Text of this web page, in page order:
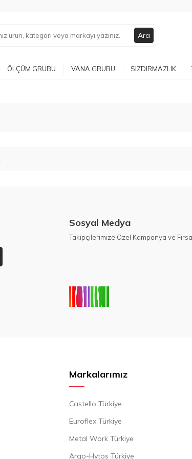
Ara
ÖLÇÜM GRUBU VANA GRUBU SIZDIRMAZLIK
Sosyal Medya
Takipçilerimize Özel Kampanya ve
Markalarımız
Castello Türkiye
Euroflex Türkiye
Metal Work Türkiye
Argo-Hytos Türkiye